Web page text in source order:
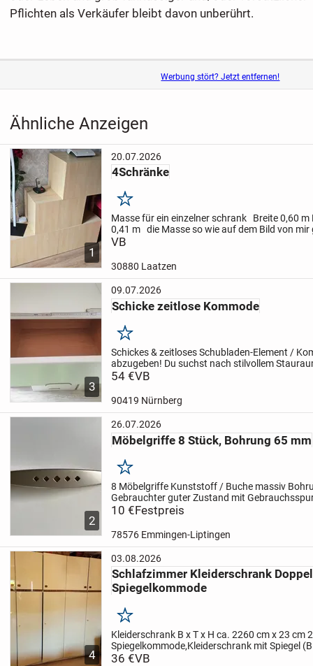
Pflichten als Verkäufer bleibt davon unberührt.
Werbung stört? Jetzt entfernen!
Ähnliche Anzeigen
1
20.07.2026
4Schränke
Merken
Masse für ein einzelner schrank Breite 0,60 m
0,41 m die Masse so wie auf dem Bild von
Breite 1,20 m
VB
30880 Laatzen
3
09.07.2026
Schicke zeitlose Kommode
Merken
Schickes & zeitloses Schubladen-Element /
abzugeben! ​Du suchst nach stilvollem
Flur, das Schlafzimmer oders Büro passt?
54 €VB
90419 Nürnberg
2
26.07.2026
Möbelgriffe 8 Stück, Bohrung 65 mm
Merken
8 Möbelgriffe Kunststoff / Buche massiv
Gebrauchter guter Zustand mit
Aufpreis, Abholung möglich.
Es...
10 €Festpreis
78576 Emmingen-Liptingen
4
03.08.2026
Schlafzimmer Kleiderschrank
Spiegelkommode
Merken
Kleiderschrank B x T x H ca. 2260 cm x 23 cm
Spiegelkommode,Kleiderschrank mit Spiegel
x 56 cm x 2230 cm)
36 €VB